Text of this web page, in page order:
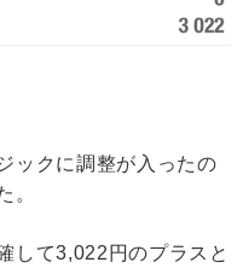
ックに調整が入ったの
。
して3,022円のプラスと